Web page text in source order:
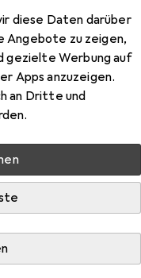
diese Daten darüber
Angebote zu zeigen,
gezielte Werbung auf
Apps anzuzeigen.
an Dritte und
Produkt Atlas
Sohlen.